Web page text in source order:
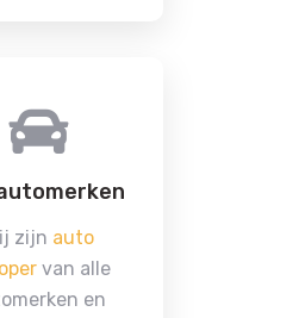
zijn auto
van alle
en